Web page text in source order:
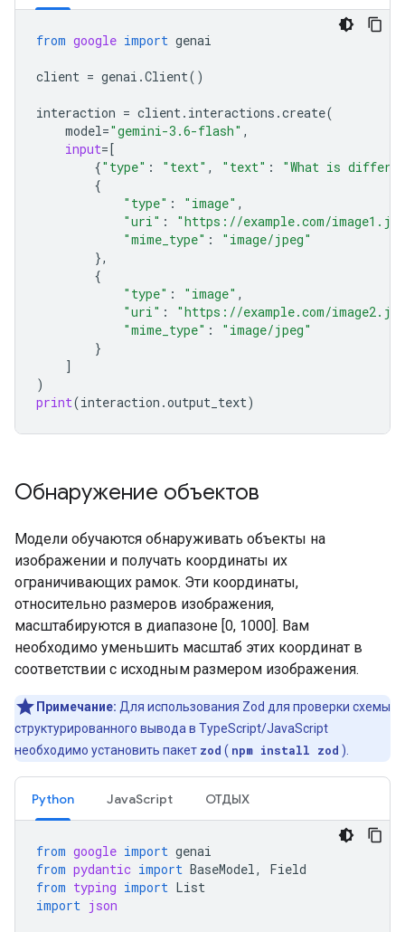
from google import genai
client = genai .Client()
interaction = client. interactions .create(
model="gemini-3.6-flash" ,
input=[
{"type" : "text" , "text" :
"What is
{
"type" : "image" ,
"uri" :
"https://example.com/
"mime_type" :
"image/jpeg"
},
{
"type" : "image" ,
"uri" :
"https://example.com/
"mime_type" :
"image/jpeg"
}
]
)
print(interaction .output_text)
Обнаружение объектов
Модели обучаются обнаруживать объекты на
изображении и получать координаты их
ограничивающих рамок. Эти координаты,
относительно размеров изображения,
масштабируются в диапазоне [0, 1000]. Вам
необходимо уменьшить масштаб этих координат в
соответствии с исходным размером изображения.
Примечание: Для использования Zod для проверки схемы
структурированного вывода в TypeScript/JavaScript
необходимо установить пакет zod ( npm install zod ).
Python JavaScript ОТДЫХ
from google import genai
from pydantic import BaseModel,
Field
from typing import List
import json